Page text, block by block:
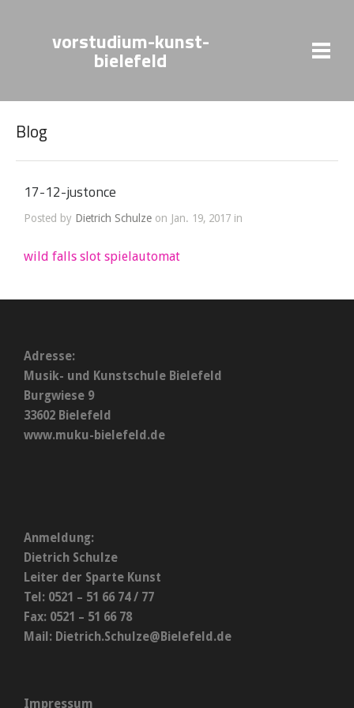
vorstudium-kunst-
bielefeld
Blog
17-12-justonce
Posted by Dietrich Schulze on Jan. 19, 2017 in
wild falls slot spielautomat
Adresse:
Musik- und Kunstschule Bielefeld
Burgwiese 9
33602 Bielefeld
www.muku-bielefeld.de
Anmeldung:
Dietrich Schulze
Leiter der Sparte Kunst
Tel: 0521 – 51 66 74 / 77
Fax: 0521 – 51 66 78
Mail: Dietrich.Schulze@Bielefeld.de
Impressum